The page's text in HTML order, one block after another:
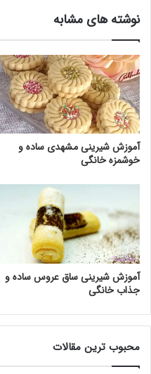
نوشته های مشابه
آموزش شیرینی مشهدی ساده و
خوشمزه خانگی
آموزش شیرینی ساق عروس ساده و
جذاب خانگی
محبوب ترین مقالات